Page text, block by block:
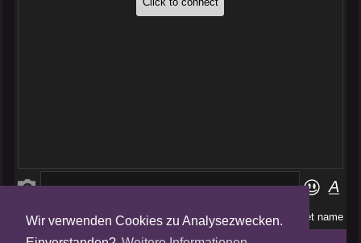
Wir verwenden Cookies zu Analysezwecken.